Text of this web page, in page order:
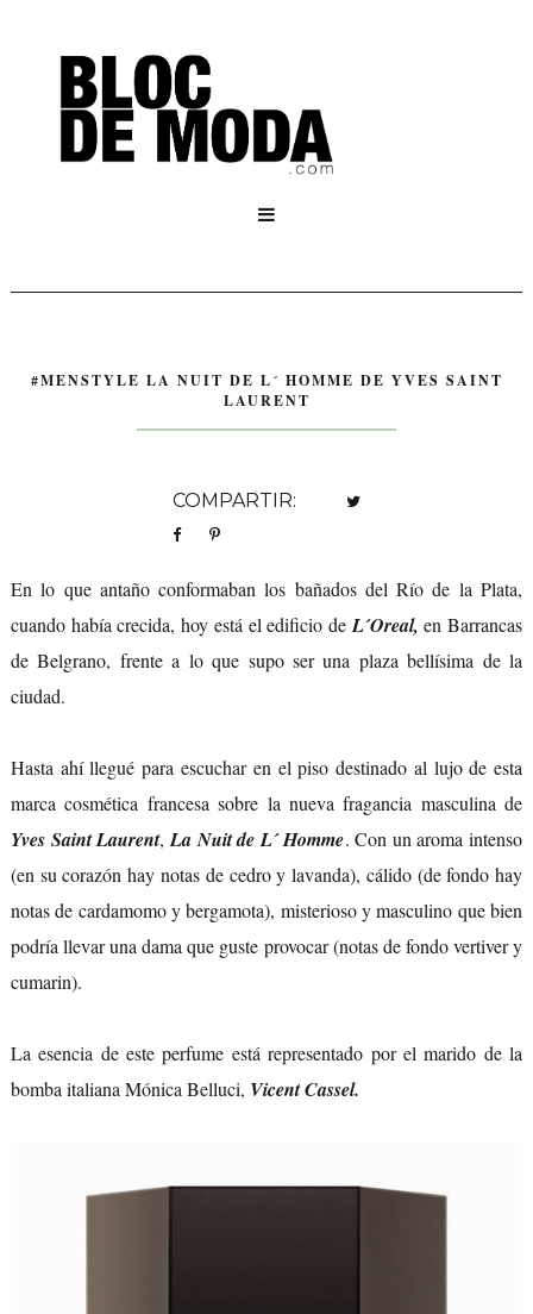

#MENSTYLE LA NUIT DE L´ HOMME DE YVES SAINT
LAURENT
COMPARTIR:
En lo que antaño conformaban los bañados del Río de la Plata,
cuando había crecida, hoy está el edificio deL´Oreal, en Barrancas
de Belgrano, frente a lo que supo ser una plaza bellísima de la
ciudad.
Hasta ahí llegué para escuchar en el piso destinado al lujo de esta
marca cosmética francesa sobre la nueva fragancia masculina de
Yves Saint Laurent,La Nuit de L´ Homme. Con un aroma intenso
(en su corazón hay notas de cedro y lavanda), cálido (de fondo hay
notas de cardamomo y bergamota), misterioso y masculino que bien
podría llevar una dama que guste provocar (notas de fondo vertiver y
cumarin).
La esencia de este perfume está representado por el marido de la
bomba italiana Mónica Belluci, Vicent Cassel.